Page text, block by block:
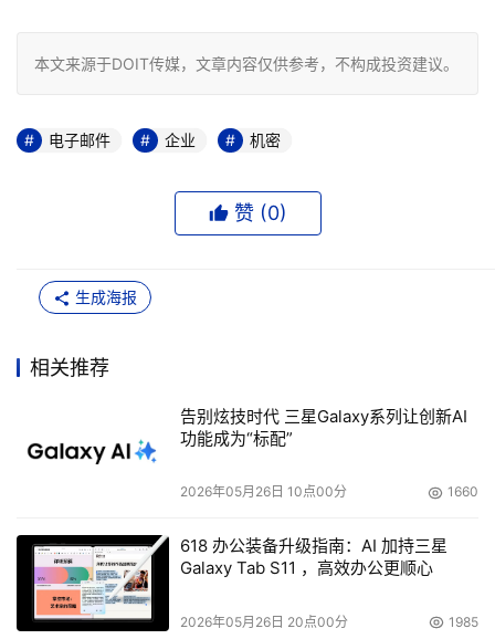
本文来源于DOIT传媒，文章内容仅供参考，不构成投资建议。
电子邮件 企业 机密
赞 (0)
生成海报
相关推荐
告别炫技时代 三星Galaxy系列让创新AI
功能成为“标配”
2026年05月26日 10点00分 1660
618 办公装备升级指南：AI 加持三星
Galaxy Tab S11 ，高效办公更顺心
2026年05月26日 20点00分 1985